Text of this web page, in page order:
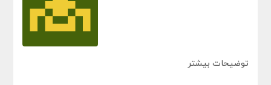
توضیحات بیشتر